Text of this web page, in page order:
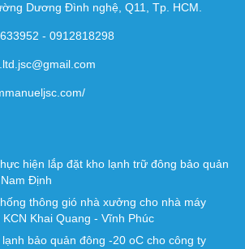
Dương Đình nghệ, Q11, Tp. HCM.
- 0912818298
hiện lắp đặt kho lạnh trữ đông bảo quản
Định
thông gió nhà xưởng cho nhà máy
KCN Khai Quang - Vĩnh Phúc
bảo quản đông -20 oC cho công ty